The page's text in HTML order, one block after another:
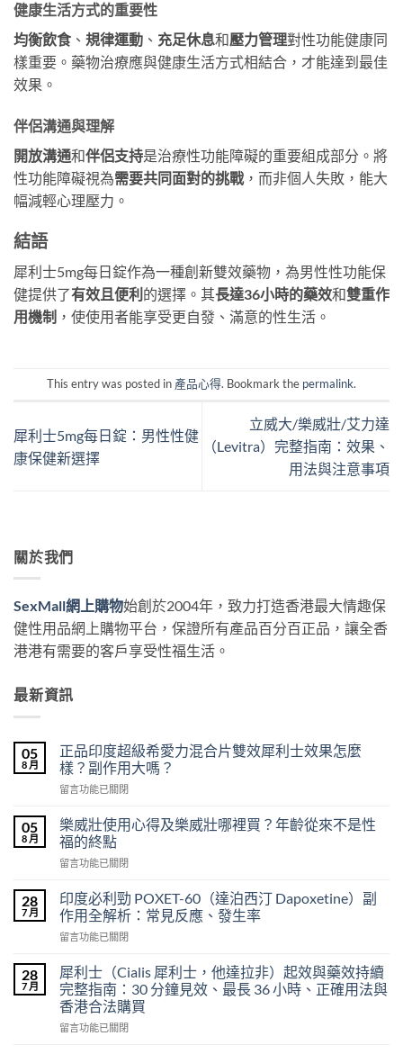
健康生活方式的重要性
均衡飲食、 規律運動 、 充足休息和壓力管理對性功能健康同
樣重要。藥物治療應與健康生活方式相結合，才能達到最佳
效果。
伴侶溝通與理解
開放溝通和伴侶支持是治療性功能障礙的重要組成部分。將
性功能障礙視為需要共同面對的挑戰，而非個人失敗，能大
幅減輕心理壓力。
結語
犀利士5mg每日錠作為一種創新雙效藥物，為男性性功能保
健提供了有效且便利 的選擇。其長達36小時的藥效和雙重作
用機制 ，使使用者能享受更自發、滿意的性生活。
This entry was posted in 產品心得. Bookmark the permalink.
犀利士5mg每日錠：男性性健
康保健新選擇
立威大/樂威壯/艾力達
（Levitra）完整指南：效果、
用法與注意事項
關於我們
SexMall網上購物始創於2004年，致力打造香港最大情趣保
健性用品網上購物平台，保證所有產品百分百正品，讓全香
港港有需要的客戶享受性福生活。
最新資訊
05
8 月
正品印度超級希愛力混合片雙效犀利士效果怎麼
樣？副作用大嗎？
在
品
印
度
超
希
愛
力
混
片
雙
效
犀
利
留言功能已關閉
05
8 月
樂威壯使用心得及樂威壯哪裡買？年齡從來不是性
福的終點
在
威
壯
使
用
得
及
樂
威
壯
留言功能已關閉
28
7 月
印度必利勁 POXET-60（達泊西汀 Dapoxetine）副
作用全解析：常見反應、發生率
在
度
必
利
勁
POXET-
留言功能已關閉
28
7 月
犀利士（Cialis 犀利士，他達拉非）起效與藥效持續
完整指南：30 分鐘見效、最長 36 小時、正確用法與
香港合法購買
在
留言功能已關閉